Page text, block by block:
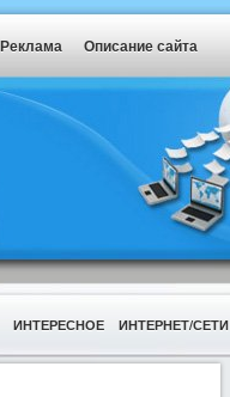
Реклама Описание сайта
ИНТЕРЕСНОЕ ИНТЕРНЕТ/СЕТИ